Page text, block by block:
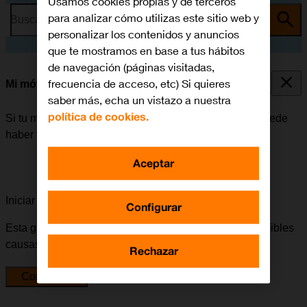
Busca por problema o tema
Mi móvil está bloqueado
Si tu móvil está bloqueado después de encenderlo, puede
haber varias causas al problema.
Iniciar la guía para solucionar tu problema
Esta guía te va a conducir a través de una serie de posibles
causas y soluciones al problema.
Comenzar
para analizar cómo utilizas este sitio web y
personalizar los contenidos y anuncios
que te mostramos en base a tus hábitos
de navegación (páginas visitadas,
frecuencia de acceso, etc) Si quieres
saber más, echa un vistazo a nuestra
política de cookies.
Configurar
Rechazar
Aceptar